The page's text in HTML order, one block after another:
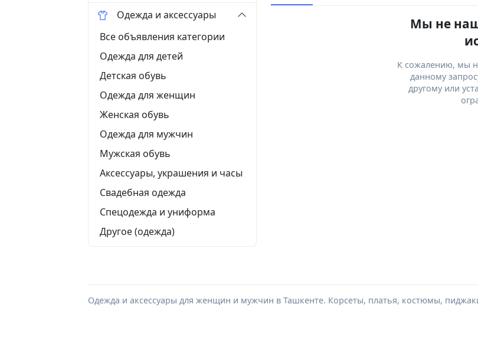
Мы не
К сожалению, мы
данному
другому или
Одежда и аксессуары
Все объявления категории
Одежда для детей
Детская обувь
Одежда для женщин
Женская обувь
Одежда для мужчин
Мужская обувь
Аксессуары, украшения и часы
Свадебная одежда
Спецодежда и униформа
Другое (одежда)
Одежда и аксессуары для женщин и мужчин в Ташкенте. Корсеты, платья, костюмы,